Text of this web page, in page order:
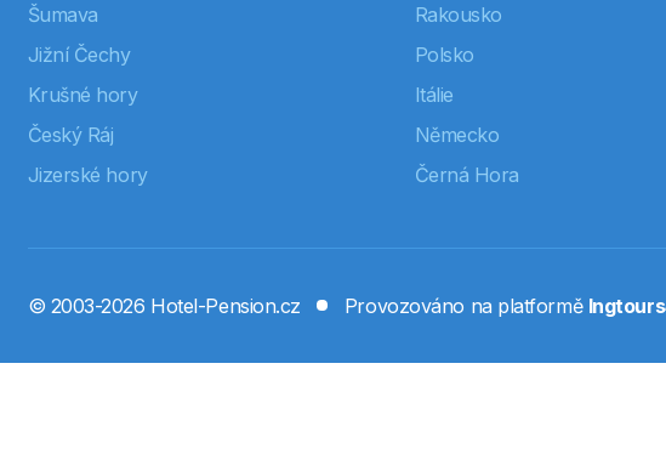
Šumava
Jižní Čechy
Krušné hory
Český Ráj
Jizerské hory
Rakousko
Polsko
Itálie
Německo
Černá Hora
© 2003-2026 Hotel-Pension.cz Provozováno na platformě